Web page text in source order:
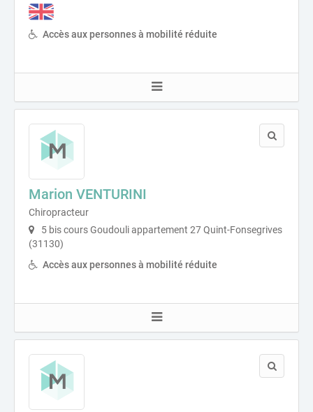
Accès aux personnes à mobilité réduite
Marion VENTURINI
Chiropracteur
5 bis cours Goudouli appartement 27 Quint-Fonsegrives
(31130)
Accès aux personnes à mobilité réduite